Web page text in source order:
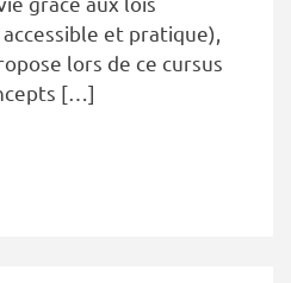
et pratique),
lors de ce cursus
[…]